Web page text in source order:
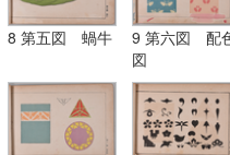
8 第五図 蝸牛
9 第六図 配
図